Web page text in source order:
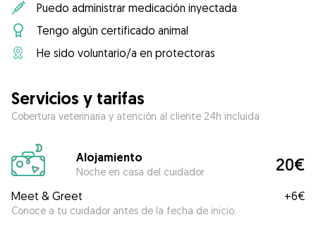
Puedo administrar medicación inyectada
Tengo algún certificado animal
He sido voluntario/a en protectoras
Servicios y tarifas
Cobertura veterinaria y atención al cliente 24h incluida
Alojamiento
Noche en casa del cuidador 20€
Meet & Greet
Conoce a tu cuidador antes de la fecha de inicio.
+6€